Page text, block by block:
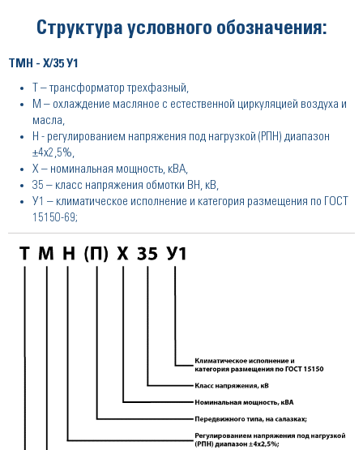
Структура условного обозначения:
ТМН - Х/35 У1
Т – трансформатор трехфазный,
М – охлаждение масляное с естественной циркуляцией воздуха и
масла,
Н - регулированием напряжения под нагрузкой (РПН) диапазон
±4х2,5%,
Х – номинальная мощность, кВА,
35 – класс напряжения обмотки ВН, кВ,
У1 – климатическое исполнение и категория размещения по ГОСТ
15150-69;